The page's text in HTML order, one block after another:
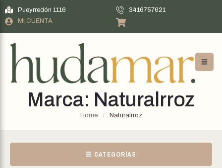
Pueyrredón 1116
3416757621
MI CUENTA
Marca: Naturalrroz
Home / Naturalrroz
☰ CATEGORÍAS